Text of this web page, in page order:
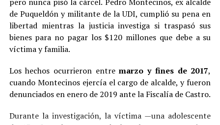
de Puqueldón y militante de la UDI, cumplió su pena en
libertad mientras la justicia investiga si traspasó sus
bienes para no pagar los $120 millones que debe a su
víctima y familia.
Los hechos ocurrieron entremarzo y fines de 2017,
cuando Montecinos ejercía el cargo de alcalde, y fueron
denunciados en enero de 2019 ante la Fiscalía de Castro.
Durante la investigación, la víctima —una adolescente